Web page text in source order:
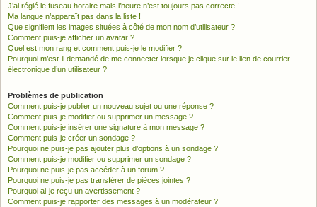
J’ai réglé le fuseau horaire mais l’heure n’est toujours pas correcte !
Ma langue n’apparaît pas dans la liste !
Que signifient les images situées à côté de mon nom d’utilisateur ?
Comment puis-je afficher un avatar ?
Quel est mon rang et comment puis-je le modifier ?
Pourquoi m’est-il demandé de me connecter lorsque je clique sur le lien de courrier
électronique d’un utilisateur ?
Problèmes de publication
Comment puis-je publier un nouveau sujet ou une réponse ?
Comment puis-je modifier ou supprimer un message ?
Comment puis-je insérer une signature à mon message ?
Comment puis-je créer un sondage ?
Pourquoi ne puis-je pas ajouter plus d’options à un sondage ?
Comment puis-je modifier ou supprimer un sondage ?
Pourquoi ne puis-je pas accéder à un forum ?
Pourquoi ne puis-je pas transférer de pièces jointes ?
Pourquoi ai-je reçu un avertissement ?
Comment puis-je rapporter des messages à un modérateur ?